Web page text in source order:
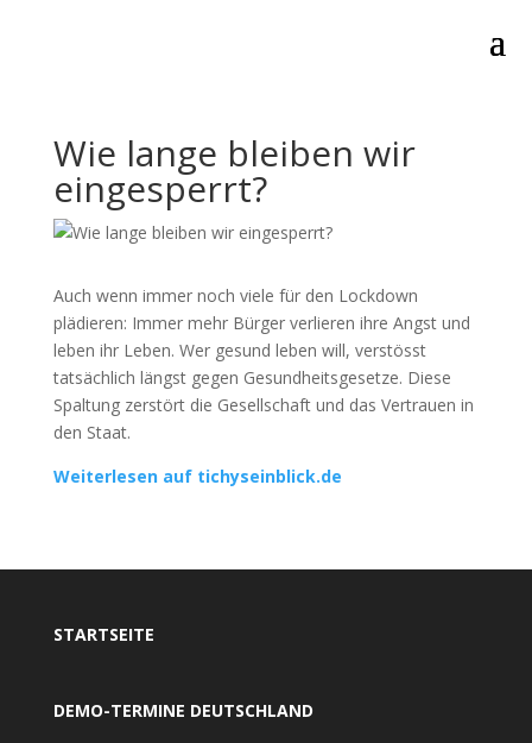
Wie lange bleiben wir
eingesperrt?
Auch wenn immer noch viele für den Lockdown
plädieren: Immer mehr Bürger verlieren ihre Angst und
leben ihr Leben. Wer gesund leben will, verstösst
tatsächlich längst gegen Gesundheitsgesetze. Diese
Spaltung zerstört die Gesellschaft und das Vertrauen in
den Staat.
Weiterlesen auf tichyseinblick.de
STARTSEITE
DEMO-TERMINE DEUTSCHLAND